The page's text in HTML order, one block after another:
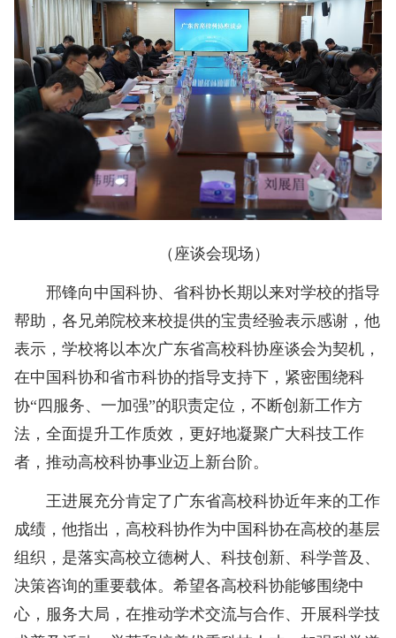
（座谈会现场）
邢锋向中国科协、省科协长期以来对学校的指导
帮助，各兄弟院校来校提供的宝贵经验表示感谢，他
表示，学校将以本次广东省高校科协座谈会为契机，
在中国科协和省市科协的指导支持下，紧密围绕科
协“四服务、一加强”的职责定位，不断创新工作方
法，全面提升工作质效，更好地凝聚广大科技工作
者，推动高校科协事业迈上新台阶。
王进展充分肯定了广东省高校科协近年来的工作
成绩，他指出，高校科协作为中国科协在高校的基层
组织，是落实高校立德树人、科技创新、科学普及、
决策咨询的重要载体。希望各高校科协能够围绕中
心，服务大局，在推动学术交流与合作、开展科学技